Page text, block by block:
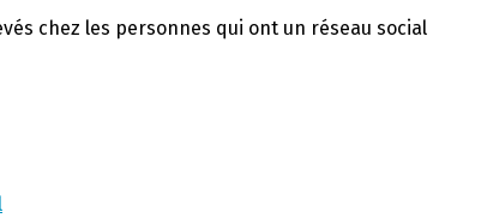
chez les personnes qui ont un réseau social